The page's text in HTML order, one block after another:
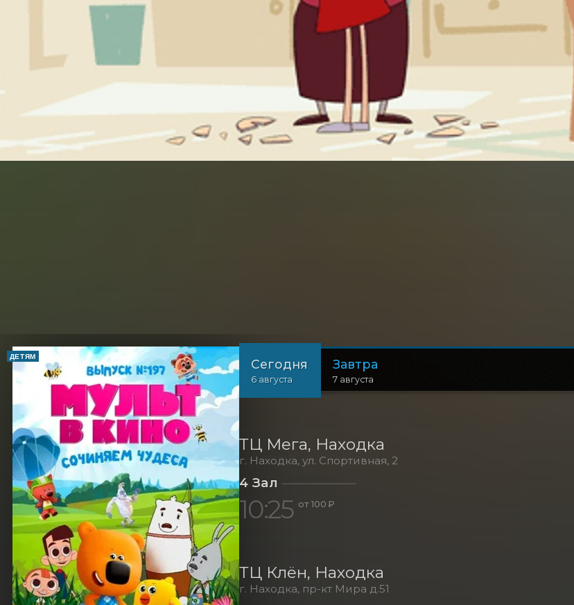
ДЕТЯМ
Сегодня
6 августа
Завтра
7 августа
ТЦ Мега Находка
г. Находка, ул. Спортивная, 2
4 Зал
10:25 от 100 ₽
ТЦ Клён Находка
г. Находка, пр-кт Мира д.51